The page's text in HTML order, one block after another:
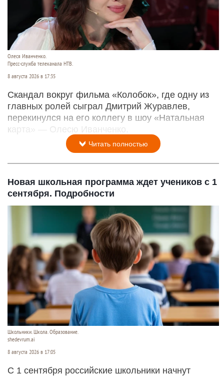
Олеся Иванченко.
Пресс-служба телеканала НТВ.
8 августа 2026 в 17:35
Скандал вокруг фильма «Колобок», где одну из
главных ролей сыграл Дмитрий Журавлев,
перекинулся на его коллегу в шоу «Натальная
карта» — Олесю Иванченко.
Читать полностью
Новая школьная программа ждет учеников с 1
сентября. Подробности
Школьники. Школа. Образование.
shedevrum.ai
8 августа 2026 в 17:05
С 1 сентября российские школьники начнут